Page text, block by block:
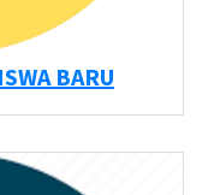
BARU